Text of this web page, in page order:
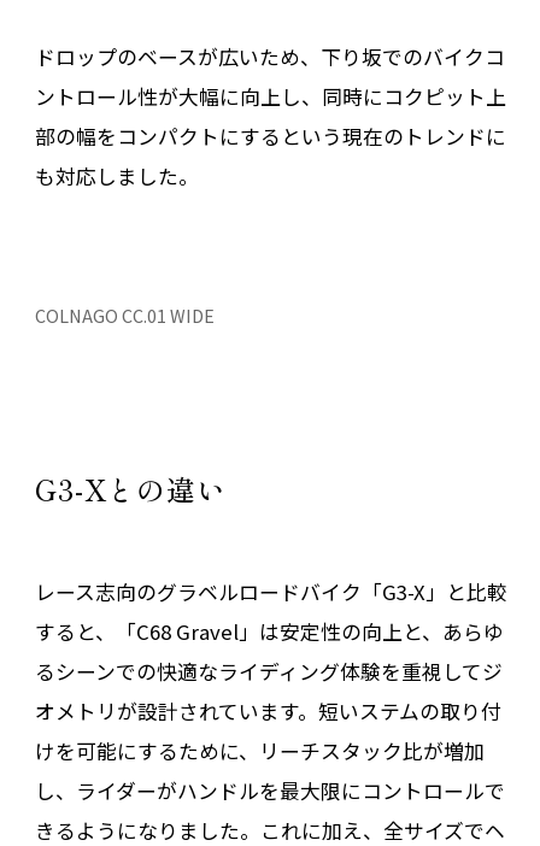
ドロップのベースが広いため、下り坂でのバイクコ
ントロール性が大幅に向上し、同時にコクピット上
部の幅をコンパクトにするという現在のトレンドに
も対応しました。
COLNAGO CC.01 WIDE
G3-Xとの違い
レース志向のグラベルロードバイク「G3-X」と比較
すると、「C68 Gravel」は安定性の向上と、あらゆ
るシーンでの快適なライディング体験を重視してジ
オメトリが設計されています。短いステムの取り付
けを可能にするために、リーチスタック比が増加
し、ライダーがハンドルを最大限にコントロールで
きるようになりました。これに加え、全サイズでヘ